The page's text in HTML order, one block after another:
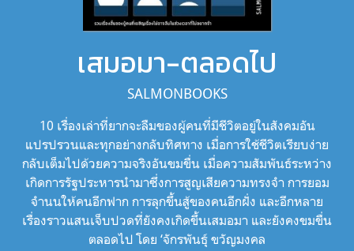
เสมอมา-ตลอดไป
SALMONBOOKS
10 เรื่องเล่าที่ยากจะลืมของผู้คนที่มีชีวิตอยู่ในสังคมอัน
แปรปรวนและทุกอย่างกลับทิศทาง เมื่อการใช้ชีวิตเรียบง่าย
กลับเต็มไปด้วยความจริงอันขมขื่น เมื่อความสัมพันธ์ระหว่าง
เกิดการรัฐประหารนำมาซึ่งการสูญเสียความทรงจำ การยอม
จำนนให้คนอีกฟาก การลุกขึ้นสู้ของคนอีกฝั่ง และอีกหลาย
เรื่องราวแสนเจ็บปวดที่ยังคงเกิดขึ้นเสมอมา และยังคงขมขื่น
ตลอดไป โดย ‘จักรพันธุ์ ขวัญมงคล